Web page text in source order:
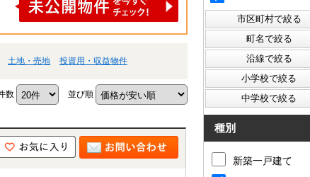
土地・売地 投資用・収益物件
数 並び順
種別
新築一戸建て